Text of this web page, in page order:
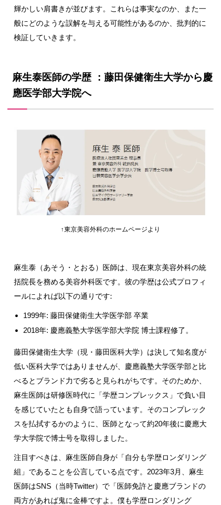
輝かしい肩書きが並びます。これらは事実なのか、また一
般にどのような誤解を与える可能性があるのか、批判的に
検証していきます。
麻生泰医師の学歴 ：藤田保健衛生大学から慶
應医学部大学院へ
↑東京美容外科のホームページより
麻生泰（あそう・とおる）医師は、現在東京美容外科の統
括院長を務める美容外科医です。彼の学歴は公式プロフィ
ールによれば以下の通りです:
1999年: 藤田保健衛生大学医学部 卒業
2018年: 慶應義塾大学医学部大学院 博士課程修了。
藤田保健衛生大学（現・藤田医科大学）は決して知名度が
低い医科大学ではありませんが、慶應義塾大学医学部と比
べるとブランド力で劣ると見られがちです。そのためか、
麻生医師は研修医時代に「学歴コンプレックス」で負い目
を感じていたとも自身で語っています。そのコンプレック
スを払拭するかのように、医師となって約20年後に慶應大
学大学院で博士号を取得しました。
注目すべきは、麻生医師自身が「自分も学歴ロンダリング
組」であることを公言している点です。 2023年3月、麻生
医師はSNS （当時Twitter）で「医師免許と慶應ブランドの
両方があれば鬼に金棒ですよ。僕も学歴ロンダリング